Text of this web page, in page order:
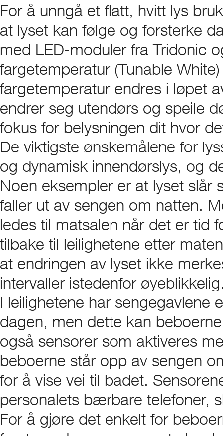
For å unngå et flatt, hvitt lys
at lyset kan følge og forsterke
med LED-moduler fra Tridonic
fargetemperatur (Tunable
fargetemperatur endres i løpet
endrer seg utendørs og speile
fokus for belysningen dit hvor
De viktigste ønskemålene for
og dynamisk innendørslys, og
Noen eksempler er at lyset slår
faller ut av sengen om natten.
ledes til matsalen når det er tid
tilbake til leilighetene etter
at endringen av lyset ikke
intervaller istedenfor
I leilighetene har sengegavlene
dagen, men dette kan
også sensorer som aktiveres
beboerne står opp av sengen
for å vise vei til badet.
personalets bærbare telefoner,
For å gjøre det enkelt for